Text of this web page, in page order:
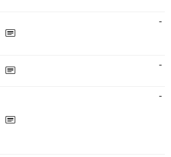
-
-
-